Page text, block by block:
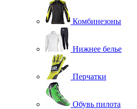
Комбинезоны
Нижнее белье
Перчатки
Обувь пилота